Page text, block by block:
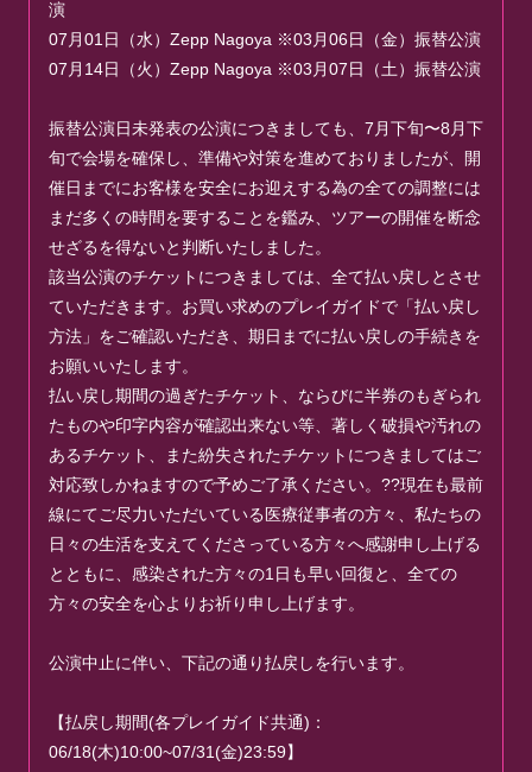
演
07月01日（水）Zepp Nagoya ※03月06日（金）振替公演
07月14日（火）Zepp Nagoya ※03月07日（土）振替公演
振替公演日未発表の公演につきましても、7月下旬〜8月下
旬で会場を確保し、準備や対策を進めておりましたが、開
催日までにお客様を安全にお迎えする為の全ての調整には
まだ多くの時間を要することを鑑み、ツアーの開催を断念
せざるを得ないと判断いたしました。
該当公演のチケットにつきましては、全て払い戻しとさせ
ていただきます。お買い求めのプレイガイドで「払い戻し
方法」をご確認いただき、期日までに払い戻しの手続きを
お願いいたします。
払い戻し期間の過ぎたチケット、ならびに半券のもぎられ
たものや印字内容が確認出来ない等、著しく破損や汚れの
あるチケット、また紛失されたチケットにつきましてはご
対応致しかねますので予めご了承ください。??現在も最前
線にてご尽力いただいている医療従事者の方々、私たちの
日々の生活を支えてくださっている方々へ感謝申し上げる
とともに、感染された方々の1日も早い回復と、全ての
方々の安全を心よりお祈り申し上げます。
公演中止に伴い、下記の通り払戻しを行います。
【払戻し期間(各プレイガイド共通)：
06/18(木)10:00~07/31(金)23:59】